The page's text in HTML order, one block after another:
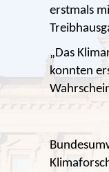
erstmals
„Das
konnten